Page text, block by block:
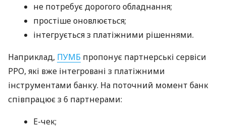
не потребує дорогого обладнання;
простіше оновлюється;
інтегрується з платіжними рішеннями.
Наприклад, ПУМБ пропонує партнерські сервіси
РРО, які вже інтегровані з платіжними
інструментами банку. На поточний момент банк
співпрацює з 6 партнерами:
E-чек;